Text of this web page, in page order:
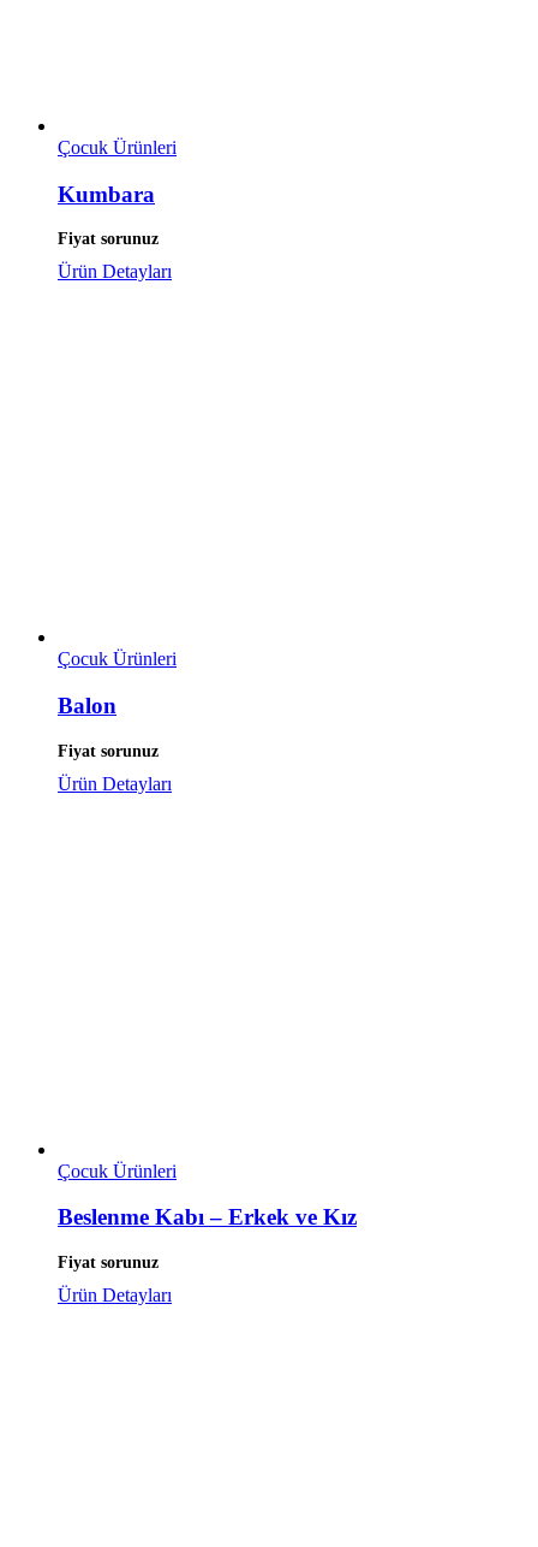
Çocuk Ürünleri
Kumbara
Fiyat sorunuz
Ürün Detayları
Çocuk Ürünleri
Balon
Fiyat sorunuz
Ürün Detayları
Çocuk Ürünleri
Beslenme Kabı – Erkek ve Kız
Fiyat sorunuz
Ürün Detayları